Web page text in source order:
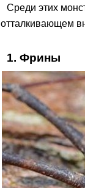
Среди этих
отталкивающем
1. Фрины